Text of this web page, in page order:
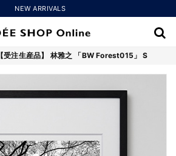
NEW ARRIVALS
【受注生産品】 林雅之 「BW Forest015」 S